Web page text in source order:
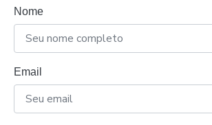
Nome
Email